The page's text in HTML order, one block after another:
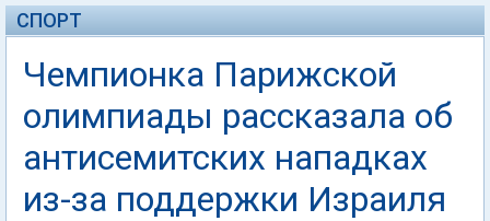
СПОРТ
Чемпионка Парижской
олимпиады рассказала об
антисемитских нападках
из-за поддержки Израиля